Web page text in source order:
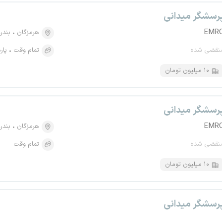
میدانی
شده
هرمزگان
تمام وقت
۱۰ میلیون تومان
میدانی
شده
هرمزگان
تمام وقت
۱۰ میلیون تومان
میدانی